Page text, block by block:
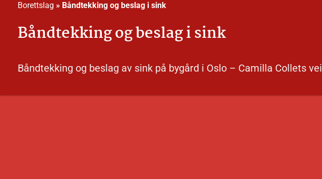
Borettslag » Båndtekking og beslag i sink
Båndtekking og beslag i sink
Båndtekking og beslag av sink på bygård i Oslo – Camilla Collets vei